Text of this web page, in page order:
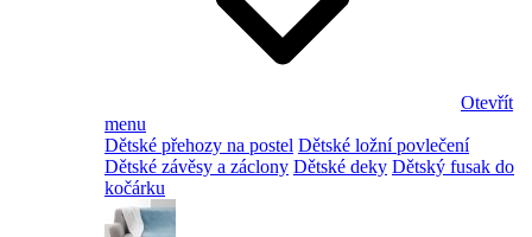
Otevřít
menu
Dětské přehozy na postel Dětské ložní povlečení
Dětské závěsy a záclony Dětské deky Dětský fusak do
kočárku